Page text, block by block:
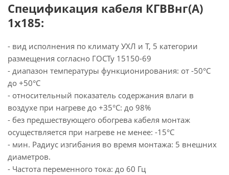
Спецификация кабеля КГВВнг(А)
1х185:
- вид исполнения по климату УХЛ и Т, 5 категории
размещения согласно ГОСТу 15150-69
- диапазон температуры функционирования: от -50°С
до +50°С
- относительный показатель содержания влаги в
воздухе при нагреве до +35°С: до 98%
- без предшествующего обогрева кабеля монтаж
осуществляется при нагреве не менее: -15°С
- мин. Радиус изгибания во время монтажа: 5 внешних
диаметров.
- Частота переменного тока: до 60 Гц